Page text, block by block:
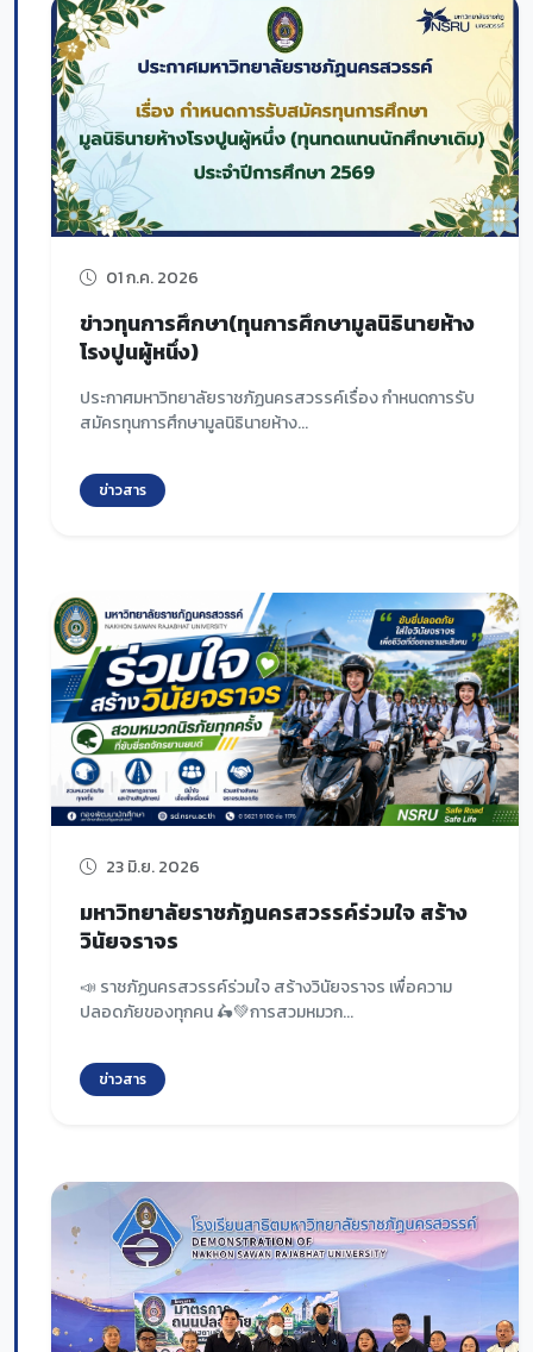
01 ก.ค. 2026
ข่าวทุนการศึกษา(ทุนการศึกษามูลนิธินายห้าง
โรงปูนผู้หนึ่ง)
ประกาศมหาวิทยาลัยราชภัฏนครสวรรค์เรื่อง กำหนดการรับ
สมัครทุนการศึกษามูลนิธินายห้าง...
ข่าวสาร
23 มิ.ย. 2026
มหาวิทยาลัยราชภัฏนครสวรรค์ร่วมใจ สร้าง
วินัยจราจร
📣 ราชภัฏนครสวรรค์ร่วมใจ สร้างวินัยจราจร เพื่อความ
ปลอดภัยของทุกคน 🛵💚การสวมหมวก...
ข่าวสาร